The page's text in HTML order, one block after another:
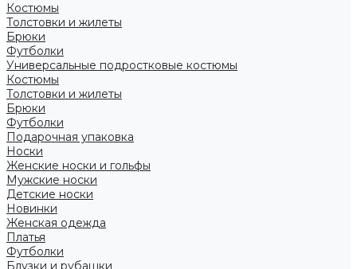
Костюмы
Толстовки и жилеты
Брюки
Футболки
Универсальные подростковые костюмы
Костюмы
Толстовки и жилеты
Брюки
Футболки
Подарочная упаковка
Носки
Женские носки и гольфы
Мужские носки
Детские носки
Новинки
Женская одежда
Платья
Футболки
Блузки и рубашки